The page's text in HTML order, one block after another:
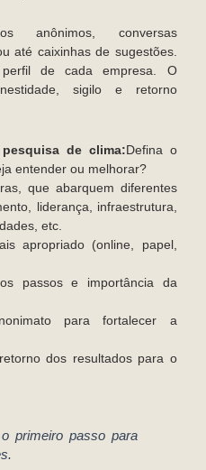
anônimos, conversas
até caixinhas de sugestões.
de cada empresa. O
sigilo e retorno
de clima:Defina o
entender ou melhorar?
que abarquem diferentes
liderança, infraestrutura,
etc.
apropriado (online, papel,
passos e importância da
para fortalecer a
dos resultados para o
primeiro passo para